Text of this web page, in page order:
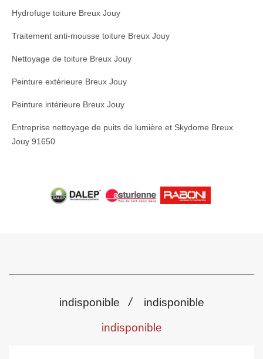
Hydrofuge toiture Breux Jouy
Traitement anti-mousse toiture Breux Jouy
Nettoyage de toiture Breux Jouy
Peinture extérieure Breux Jouy
Peinture intérieure Breux Jouy
Entreprise nettoyage de puits de lumière et Skydome Breux
Jouy 91650
indisponible / indisponible
indisponible